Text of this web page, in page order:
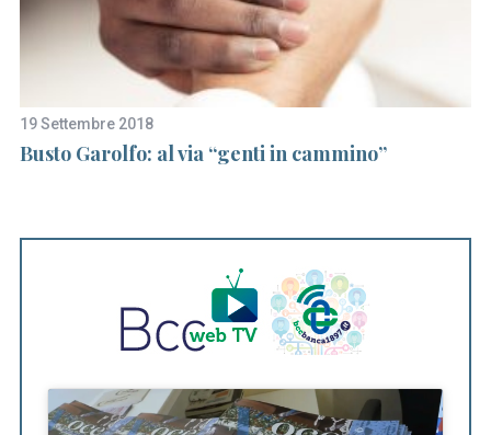
19 Settembre 2018
Busto Garolfo: al via “genti in cammino”